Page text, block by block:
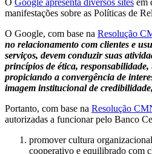
manifestações sobre as Políticas de
O Google, com base na Resolução
no relacionamento com clientes e
serviços, devem conduzir suas
princípios de ética,
propiciando a convergência de
imagem institucional de
Portanto, com base na Resolução
autorizadas a funcionar pelo Banco
promover cultura
cooperativo e equilibrado com